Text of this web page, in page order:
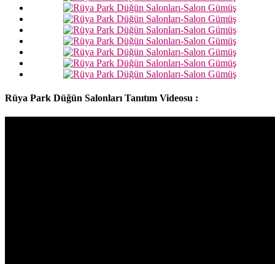
Rüya Park Düğün Salonları Tanıtım Videosu :